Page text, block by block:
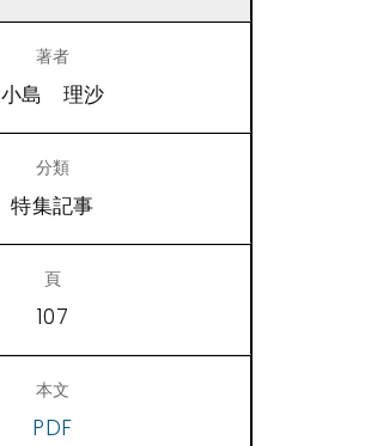
小島 理沙
特集記事
107
PDF